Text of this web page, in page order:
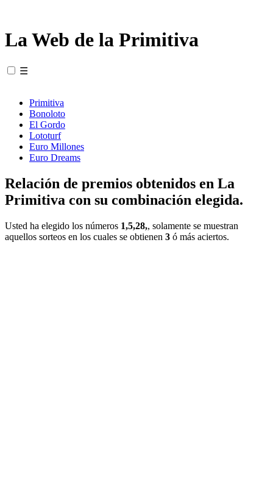
La Web de la Primitiva
☰
Primitiva
Bonoloto
El Gordo
Lototurf
Euro Millones
Euro Dreams
Relación de premios obtenidos en La
Primitiva con su combinación elegida.
Usted ha elegido los números 1,5,28,, solamente se muestran
aquellos sorteos en los cuales se obtienen 3 ó más aciertos.